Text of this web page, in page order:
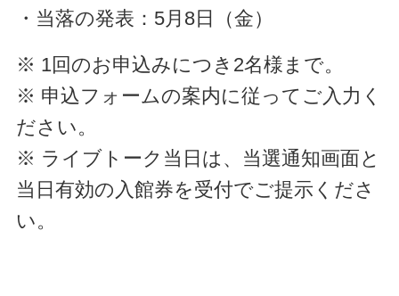
・当落の発表：5月8日（金）
※ 1回のお申込みにつき2名様まで。
※ 申込フォームの案内に従ってご入力く
ださい。
※ ライブトーク当日は、当選通知画面と
当日有効の入館券を受付でご提示くださ
い。